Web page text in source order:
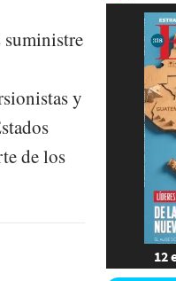
suministre
y
de los
12